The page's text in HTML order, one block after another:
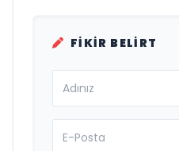
FIKIR BELIRT